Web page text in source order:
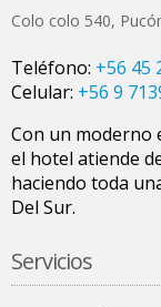
Colo colo 540,
Teléfono: +56 45
Celular: +56 9
Con un moderno
el hotel atiende
haciendo toda
Del Sur.
Servicios